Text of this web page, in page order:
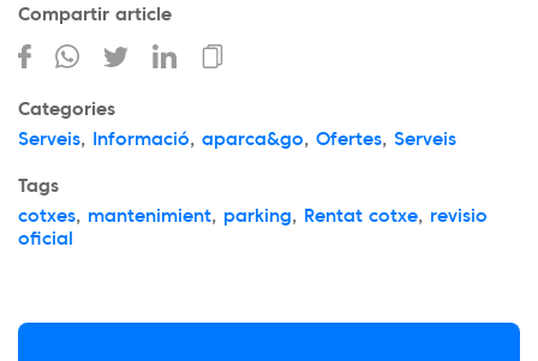
Compartir article
Categories
Serveis, Informació, aparca&go, Ofertes, Serveis
Tags
cotxes, mantenimient, parking, Rentat cotxe, revisio
oficial